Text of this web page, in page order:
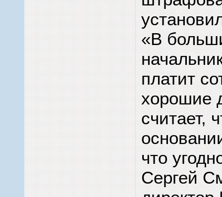
«В
платит
хорошие
считает,
что
Сергей